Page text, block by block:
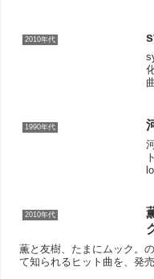
2010年代
1990年代
2010年代
薫と友樹、たまにムック。
て知られるヒット曲を、発